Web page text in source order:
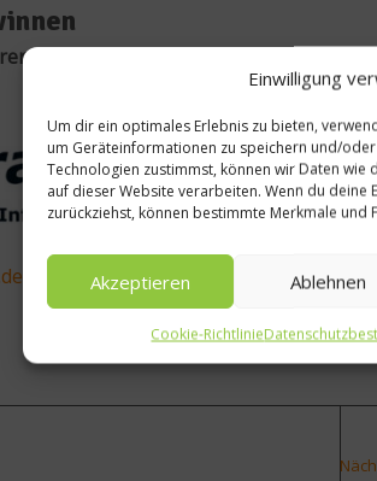
Einwilligung
Um dir ein optimales Erlebnis zu bieten,
um Geräteinformationen zu speichern und/
Technologien zustimmst, können wir Daten wie
auf dieser Website verarbeiten. Wenn du deine
zurückziehst, können bestimmte Merkmale und
Akzeptieren Ablehnen
Cookie-Richtlinie
Umfrage zum Thema Grillen teil.Hier
www.infralogic.de